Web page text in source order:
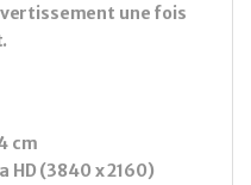
une fois
cm
HD (3840 x 2160)